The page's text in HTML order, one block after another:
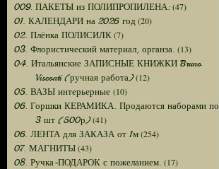
009. ПАКЕТЫ из ПОЛИПРОПИЛЕНА:(47)
01. КАЛЕНДАРИ на 2026 год (20)
02. Плёнка ПОЛИСИЛК(7)
03. Флористический материал, органза. (13)
04. Итальянские ЗАПИСНЫЕ КНИЖКИ Bruno
Visconti (ручная работа)(12)
05. ВАЗЫ интерьерные (10)
06. Горшки КЕРАМИКА. Продаются наборами по
3 шт (500р)(41)
06. ЛЕНТА для ЗАКАЗА от 1м(254)
07. МАГНИТЫ(43)
08. Ручка-ПОДАРОК с пожеланием. (17)